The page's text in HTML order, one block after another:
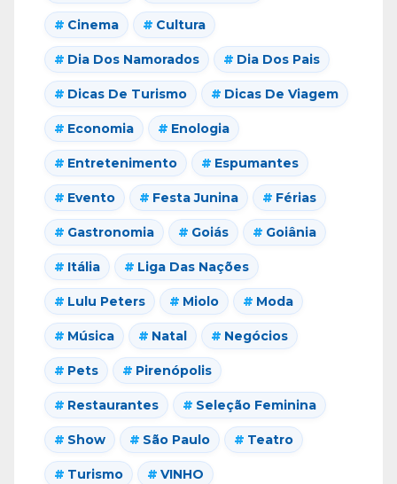
Cinema Cultura
Dia Dos Namorados Dia Dos Pais
Dicas De Turismo Dicas De Viagem
Economia Enologia
Entretenimento Espumantes
Evento Festa Junina Férias
Gastronomia Goiás Goiânia
Itália Liga Das Nações
Lulu Peters Miolo Moda
Música Natal Negócios
Pets Pirenópolis
Restaurantes Seleção Feminina
Show São Paulo Teatro
Turismo VINHO